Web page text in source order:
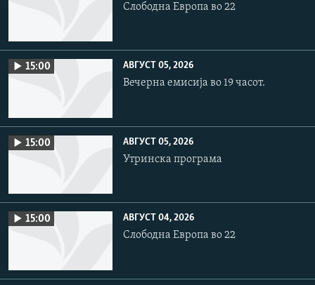
Слободна Европа во 22
15:00 АВГУСТ 05, 2026
Вечерна емисија во 19 часот.
15:00 АВГУСТ 05, 2026
Утринска програма
15:00 АВГУСТ 04, 2026
Слободна Европа во 22